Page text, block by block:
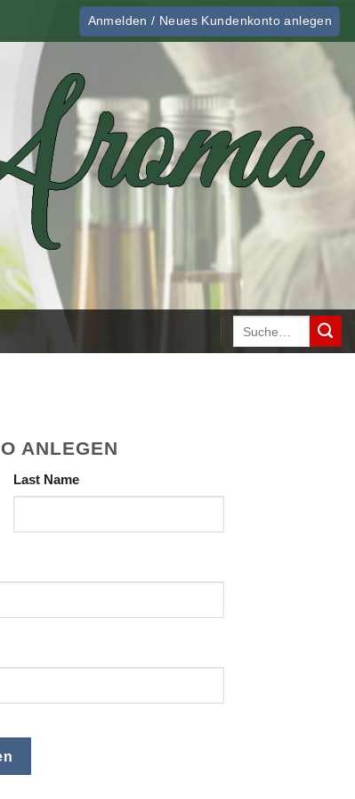
Anmelden / Neues Kundenkonto anlegen
ANLEGEN
Last Name